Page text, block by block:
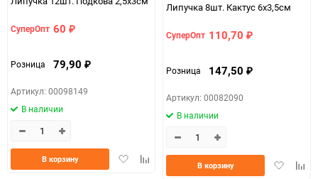
СуперОпт 60 ₽
Розница 79,90 ₽
Артикул: 00098149
В наличии
ДобавитьДобавить
В корзину
Липучка 8шт. Кактус 6х3,5см
СуперОпт 110,70 ₽
Розница 147,50 ₽
Артикул: 00082090
В наличии
Добавить
В корзину